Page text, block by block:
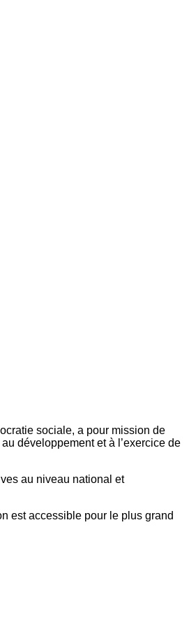
sociale, a pour mission de
développement et à l’exercice de
au niveau national et
est accessible pour le plus grand